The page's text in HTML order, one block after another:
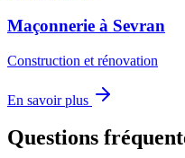
Maçonnerie à Sevran
Construction et rénovation
En savoir plus
Questions